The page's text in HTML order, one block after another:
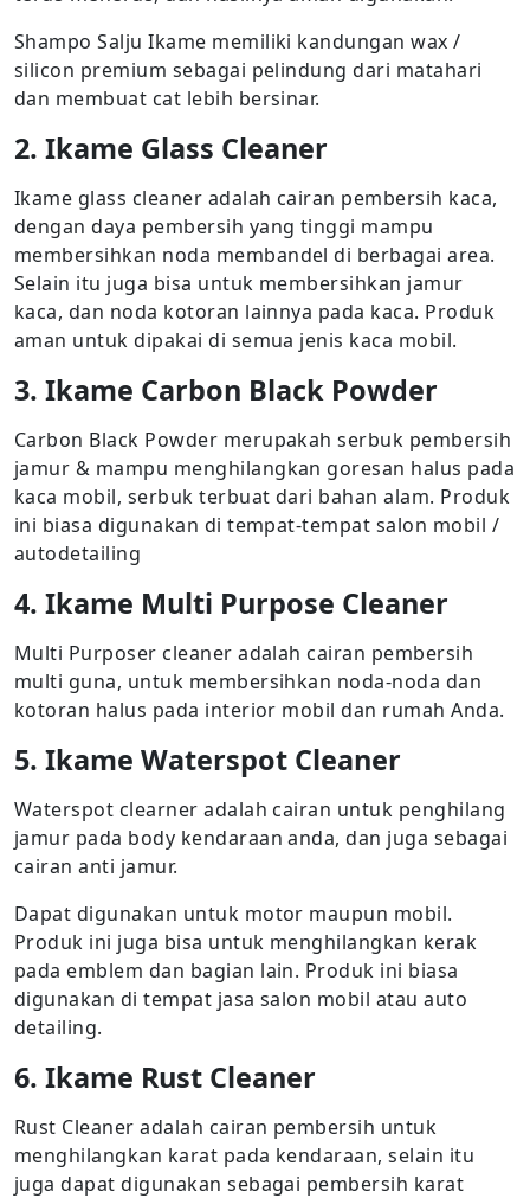
Shampo Salju Ikame memiliki kandungan wax /
silicon premium sebagai pelindung dari matahari
dan membuat cat lebih bersinar.
2. Ikame Glass Cleaner
Ikame glass cleaner adalah cairan pembersih kaca,
dengan daya pembersih yang tinggi mampu
membersihkan noda membandel di berbagai area.
Selain itu juga bisa untuk membersihkan jamur
kaca, dan noda kotoran lainnya pada kaca. Produk
aman untuk dipakai di semua jenis kaca mobil.
3. Ikame Carbon Black Powder
Carbon Black Powder merupakah serbuk pembersih
jamur & mampu menghilangkan goresan halus pada
kaca mobil, serbuk terbuat dari bahan alam. Produk
ini biasa digunakan di tempat-tempat salon mobil /
autodetailing
4. Ikame Multi Purpose Cleaner
Multi Purposer cleaner adalah cairan pembersih
multi guna, untuk membersihkan noda-noda dan
kotoran halus pada interior mobil dan rumah Anda.
5. Ikame Waterspot Cleaner
Waterspot clearner adalah cairan untuk penghilang
jamur pada body kendaraan anda, dan juga sebagai
cairan anti jamur.
Dapat digunakan untuk motor maupun mobil.
Produk ini juga bisa untuk menghilangkan kerak
pada emblem dan bagian lain. Produk ini biasa
digunakan di tempat jasa salon mobil atau auto
detailing.
6. Ikame Rust Cleaner
Rust Cleaner adalah cairan pembersih untuk
menghilangkan karat pada kendaraan, selain itu
juga dapat digunakan sebagai pembersih karat